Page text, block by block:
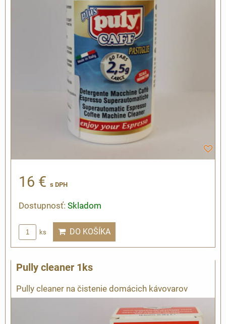
16 € s DPH
Dostupnosť: Skladom
ks DO KOŠÍKA
Pully cleaner 1ks
Pully cleaner na čistenie domácich kávovarov